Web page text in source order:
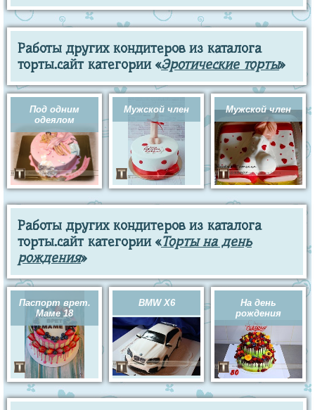
Работы других кондитеров из каталога
торты.сайт категории «Эротические торты»
Под одним
одеялом
Мужской член Мужской член
Работы других кондитеров из каталога
торты.сайт категории «Торты на день
рождения»
Паспорт врет.
Маме 18
BMW X6
На день
рождения